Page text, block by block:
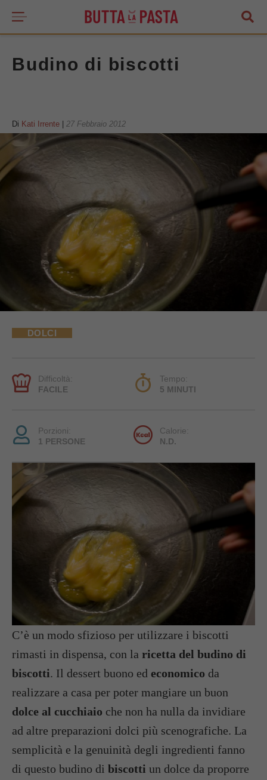
Budino di biscotti
Di Kati Irrente 27 Febbraio 2012
DOLCI
Difficoltà:
FACILE
Tempo:
5 MINUTI
Porzioni:
1 PERSONE
Calorie:
N.D.
C’è un modo sfizioso per utilizzare i biscotti
rimasti in dispensa, con la ricetta del budino di
biscotti. Il dessert buono ed economico da
realizzare a casa per poter mangiare un buon
dolce al cucchiaio che non ha nulla da invidiare
ad altre preparazioni dolci più scenografiche. La
semplicità e la genuinità degli ingredienti fanno
di questo budino di biscotti un dolce da proporre